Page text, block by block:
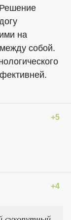
Решение
на
собой.
+5
+4